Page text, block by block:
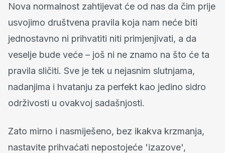
Nova normalnost zahtijevat će od nas da čim prije
usvojimo društvena pravila koja nam neće biti
jednostavno ni prihvatiti niti primjenjivati, a da
veselje bude veće – još ni ne znamo na što će ta
pravila sličiti. Sve je tek u nejasnim slutnjama,
nadanjima i hvatanju za perfekt kao jedino sidro
održivosti u ovakvoj sadašnjosti.
Zato mirno i nasmiješeno, bez ikakva krzmanja,
nastavite prihvaćati nepostojeće 'izazove',